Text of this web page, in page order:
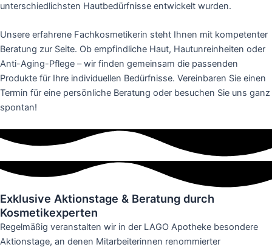
unterschiedlichsten Hautbedürfnisse entwickelt wurden.
Unsere erfahrene Fachkosmetikerin steht Ihnen mit kompetenter
Beratung zur Seite. Ob empfindliche Haut, Hautunreinheiten oder
Anti-Aging-Pflege – wir finden gemeinsam die passenden
Produkte für Ihre individuellen Bedürfnisse. Vereinbaren Sie einen
Termin für eine persönliche Beratung oder besuchen Sie uns ganz
spontan!
Exklusive Aktionstage & Beratung durch
Kosmetikexperten
Regelmäßig veranstalten wir in der LAGO Apotheke besondere
Aktionstage, an denen Mitarbeiterinnen renommierter